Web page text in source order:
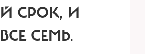
СРОК, И
СЕМЬ.